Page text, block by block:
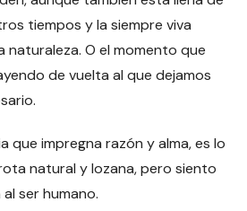
tiempos y la siempre viva
naturaleza. O el momento que
de vuelta al que dejamos
que impregna razón y alma, es lo
natural y lozana, pero siento
ser humano.